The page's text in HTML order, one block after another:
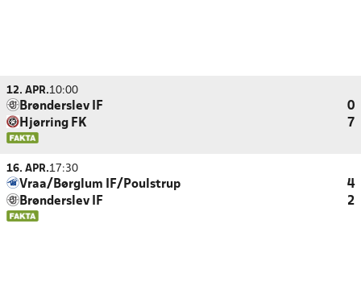
12. APR.10:00
Brønderslev IF
0
Hjørring FK
7
16. APR.17:30
Vraa/Børglum IF/Poulstrup
4
Brønderslev IF
2